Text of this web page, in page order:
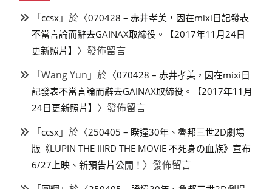
「ccsx 」於〈070428 – 赤井孝美，因在mixi日記發表
不當言論而辭去GAINAX取締役。【2017年11月24日
更新照片】 〉發佈留言
「Wang Yun 」於〈070428 – 赤井孝美，因在mixi日
記發表不當言論而辭去GAINAX取締役。【2017年11月
24日更新照片】 〉發佈留言
「ccsx 」於〈250405 – 睽違30年、魯邦三世2D劇場
版《LUPIN THE IIIRD THE MOVIE 不死身の血族》宣布
6/27上映、新預告片公開！ 〉發佈留言